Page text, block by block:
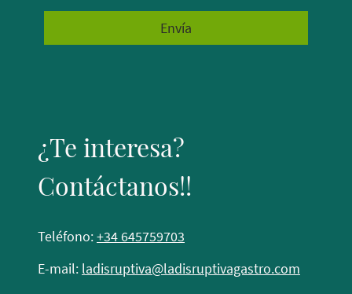
Envía
¿Te interesa?
Contáctanos!!
Teléfono:+34 645759703
E-mail: ladisruptiva@ladisruptivagastro.com